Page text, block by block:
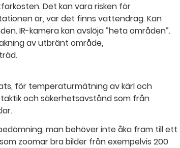
Det kan vara risken för
är, var det finns vattendrag. Kan
IR-kamera kan avslöja ”heta områden”.
av utbränt område,
för temperaturmätning av kärl och
och säkerhetsavstånd som från
man behöver inte åka fram till ett
zoomar bra bilder från exempelvis 200